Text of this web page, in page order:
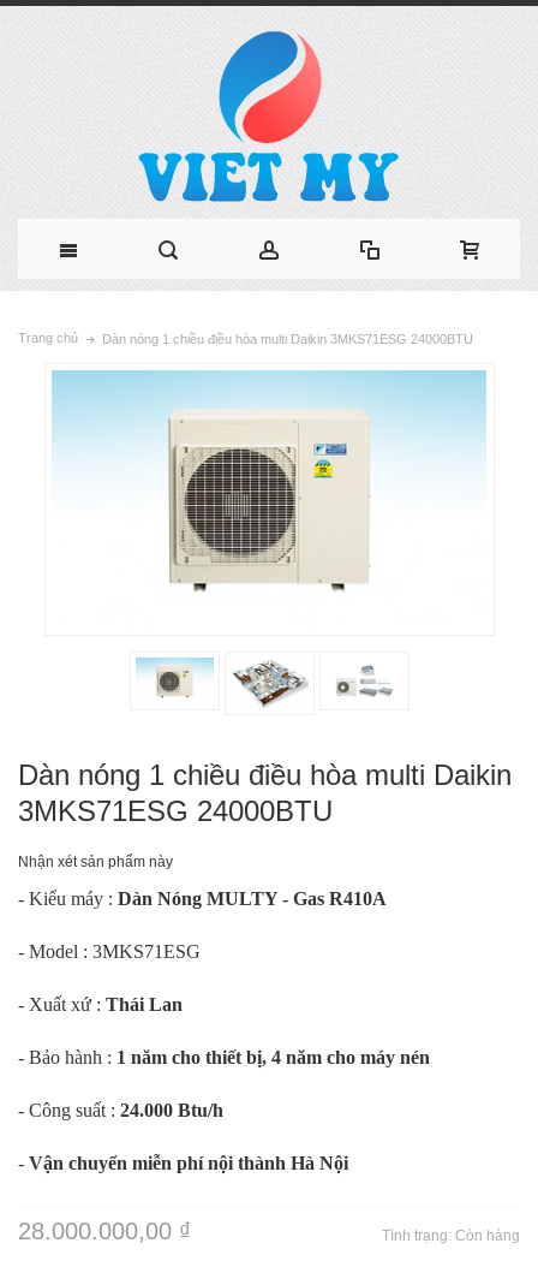
Trang chủ Dàn nóng 1 chiều điều hòa multi Daikin 3MKS71ESG 24000BTU
Dàn nóng 1 chiều điều hòa multi Daikin
3MKS71ESG 24000BTU
Nhận xét sản phẩm này
- Kiểu máy : Dàn Nóng MULTY - Gas R410A
- Model : 3MKS71ESG
- Xuất xứ : Thái Lan
- Bảo hành : 1 năm cho thiết bị, 4 năm cho máy nén
- Công suất : 24.000 Btu/h
- Vận chuyển miễn phí nội thành Hà Nội
Tình trạng: Còn hàng
28.000.000,00 ₫